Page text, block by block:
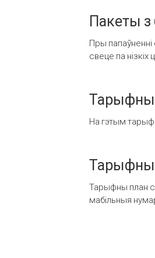
Пакеты з
Пры
свеце па нізкіх
На гэтым
Тарыфны план
мабільныя